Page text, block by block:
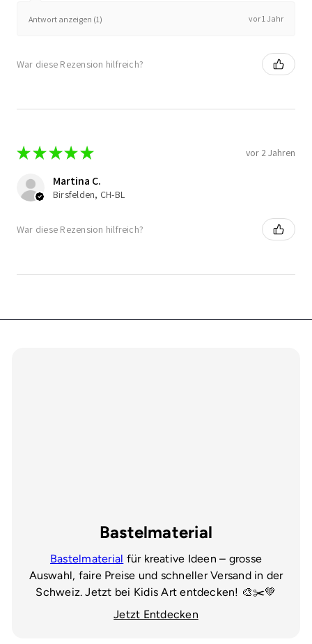
Antwort anzeigen (1) vor 1 Jahr
War diese Rezension hilfreich?
★★ ★★★ vor 2 Jahren
Martina C.
Birsfelden, CH-BL
War diese Rezension hilfreich?
Bastelmaterial
Bastelmaterial für kreative Ideen – grosse
Auswahl, faire Preise und schneller Versand in der
Schweiz. Jetzt bei Kidis Art entdecken! 🎨✂️💚
Jetzt Entdecken